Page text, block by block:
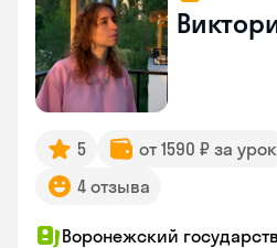
5 от 1590 ₽ за урок
4 отзыва
Воронежский